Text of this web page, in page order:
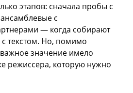
этапов: сначала пробы с
с
— когда собирают
с текстом. Но, помимо
значение имело
режиссера, которую нужно